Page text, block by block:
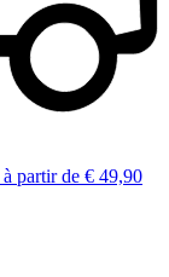
à partir de € 49,90